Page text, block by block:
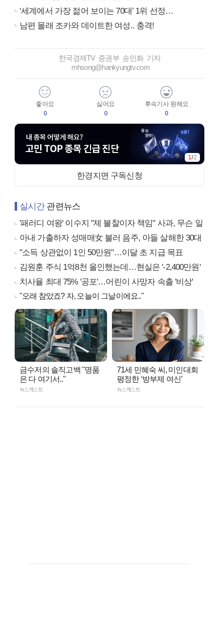
‘세계에서 가장 젊어 보이는 70대’ 1위 선정…
남편 몰래 조카와 데이트한 여성.. 충격!
한국경제TV 증권부 송민화 기자
mhsong@hankyungtv.com
좋아요
0
싫어요
0
후속기사 원해요
0
1/2
한경지면 구독신청
실시간관련뉴스
'패러디 여왕' 이수지 "제 불찰이자 책임" 사과, 무슨 일
아내 가출하자 성매매女 불러 음주, 아들 살해한 30대
"소득 상관없이 1인 50만원"…이달 초 지급 목표
김원훈 주식 1억8천 올인했는데…현실은 '-2,400만원'
치사율 최대 75% '공포'…어린이 사망자 속출 '비상'
"오래 참았죠? 자, 오늘이 그날이에요.."
금수저의 솔직고백 "명품
은 다 여기서.."
뉴스캐스트
71세 민혜숙 씨, 미인대회
평정한 ‘방부제 여신’
뉴스캐스트